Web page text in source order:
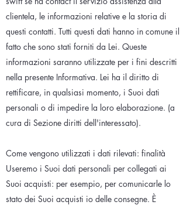
clientela, le informazioni relative e la storia di
questi contatti. Tutti questi dati hanno in comune il
fatto che sono stati forniti da Lei. Queste
informazioni saranno utilizzate per i fini descritti
nella presente Informativa. Lei ha il diritto di
rettificare, in qualsiasi momento, i Suoi dati
personali o di impedire la loro elaborazione. (a
cura di Sezione diritti dell'interessato).
Come vengono utilizzati i dati rilevati: finalità
Useremo i Suoi dati personali per collegati ai
Suoi acquisti: per esempio, per comunicarle lo
stato dei Suoi acquisti io delle consegne. È